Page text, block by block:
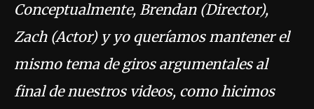
Conceptualmente, Brendan (Director),
Zach (Actor) y yo queríamos mantener el
mismo tema de giros argumentales al
final de nuestros videos, como hicimos